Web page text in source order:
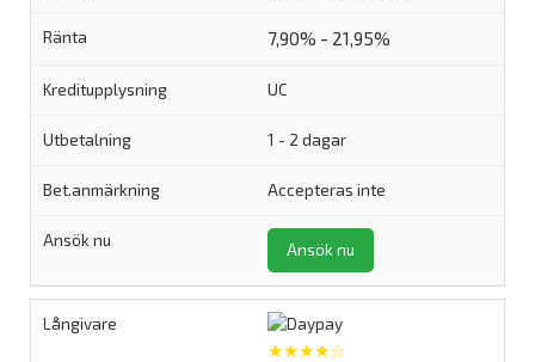
7,90% - 21,95%
UC
1 - 2 dagar
Accepteras inte
Ansök nu
★★★★☆